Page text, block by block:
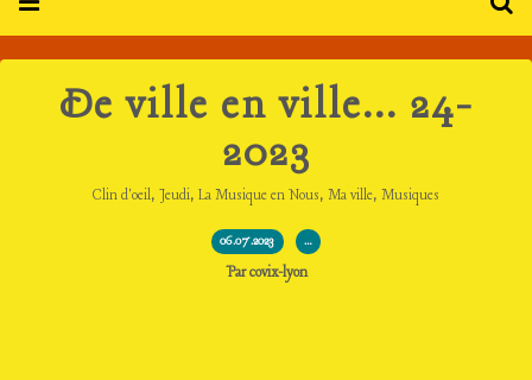
De ville en ville... 24-
2023
Clin d'oeil, Jeudi, La Musique en Nous, Ma ville, Musiques
06.07.2023 …
Par covix-lyon